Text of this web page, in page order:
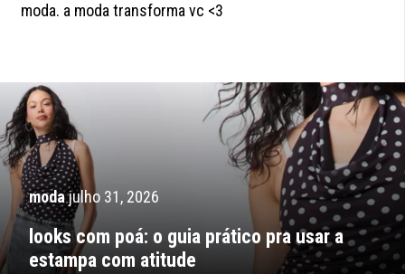
moda. a moda transforma vc <3
modajulho 31, 2026
looks com poá: o guia prático pra usar a
estampa com atitude
modajulho 31, 2026
looks com jaqueta bomber: o guia de estilo